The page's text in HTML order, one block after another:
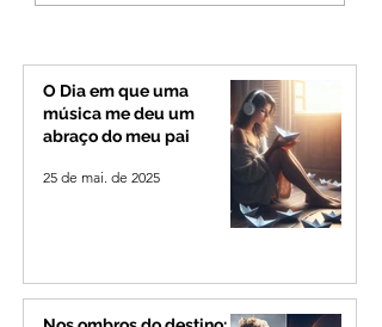
rotina de turistas e
Minas e Goiás
O Dia em que uma
música me deu um
abraço do meu pai
25 de mai. de 2025